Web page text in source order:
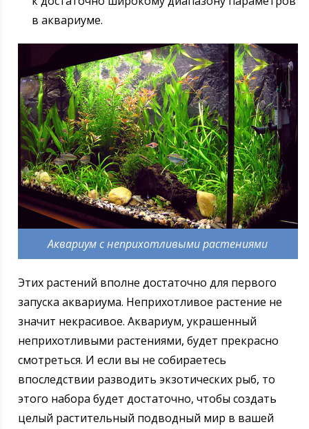
в аквариуме.
Аквариум с неприхотливыми растениями
Этих растений вполне достаточно для первого
запуска аквариума. Неприхотливое растение не
значит некрасивое. Аквариум, украшенный
неприхотливыми растениями, будет прекрасно
смотреться. И если вы не собираетесь
впоследствии разводить экзотических рыб, то
этого набора будет достаточно, чтобы создать
целый растительный подводный мир в вашей